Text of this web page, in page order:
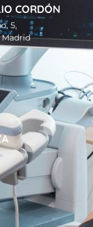
CORDÓN
5,
Madrid